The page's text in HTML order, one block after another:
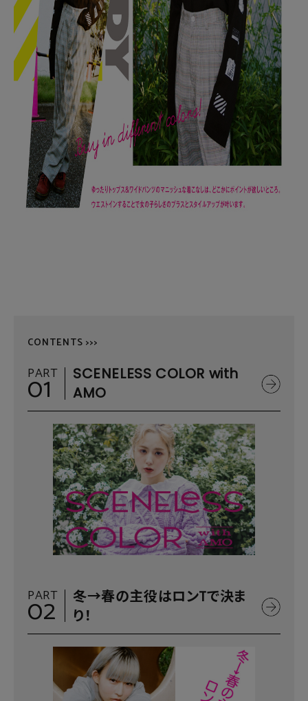
CONTENTS >>>
PART
01
SCENELESS COLOR with
AMO
PART
02
冬→春の主役はロンTで決ま
り！